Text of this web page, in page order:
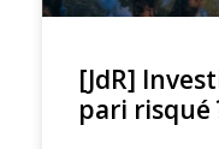
[JdR]
pari risqué